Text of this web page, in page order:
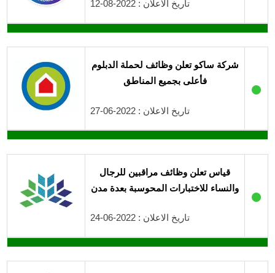
تاريخ الاعلان : 2022-08-12
●
شركة ساكو تعلن وظائف لحملة الدبلوم
فأعلى بجميع المناطق
تاريخ الاعلان : 2022-06-27
●
قياس تعلن وظائف مراقبين للرجال
والنساء للاختبارات المحوسبة بعدة مدن
تاريخ الاعلان : 2022-06-24